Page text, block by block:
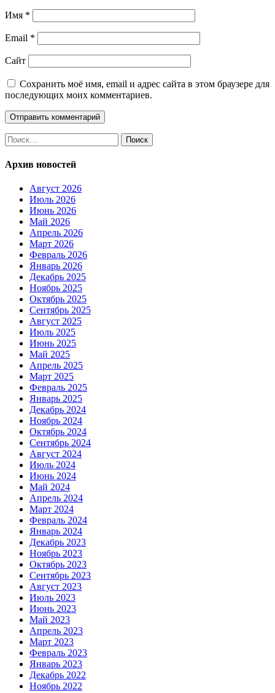
Имя *
Email *
Сайт
Сохранить моё имя, email и адрес сайта в этом браузере для
последующих моих комментариев.
Найти:
Архив новостей
Август 2026
Июль 2026
Июнь 2026
Май 2026
Апрель 2026
Март 2026
Февраль 2026
Январь 2026
Декабрь 2025
Ноябрь 2025
Октябрь 2025
Сентябрь 2025
Август 2025
Июль 2025
Июнь 2025
Май 2025
Апрель 2025
Март 2025
Февраль 2025
Январь 2025
Декабрь 2024
Ноябрь 2024
Октябрь 2024
Сентябрь 2024
Август 2024
Июль 2024
Июнь 2024
Май 2024
Апрель 2024
Март 2024
Февраль 2024
Январь 2024
Декабрь 2023
Ноябрь 2023
Октябрь 2023
Сентябрь 2023
Август 2023
Июль 2023
Июнь 2023
Май 2023
Апрель 2023
Март 2023
Февраль 2023
Январь 2023
Декабрь 2022
Ноябрь 2022